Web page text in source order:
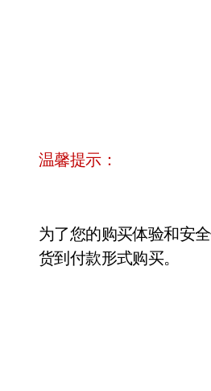
温馨提示：
为了您的购买体验和安
货到付款形式购买。